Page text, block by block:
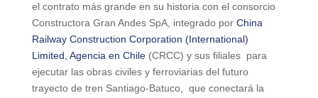
el contrato más grande en su historia con el consorcio
Constructora Gran Andes SpA, integrado por China
Railway Construction Corporation (International)
Limited, Agencia en Chile(CRCC) y sus filiales para
ejecutar las obras civiles y ferroviarias del futuro
trayecto de tren Santiago-Batuco, que conectará la